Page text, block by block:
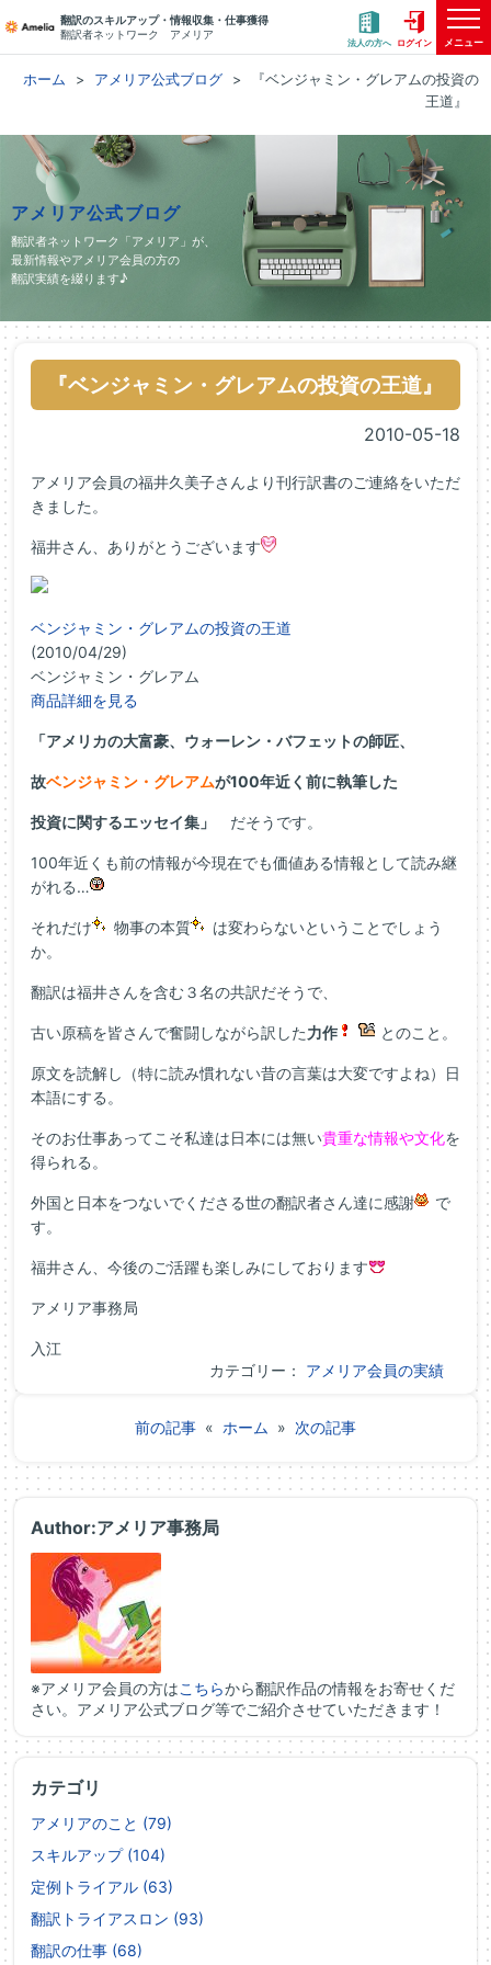
翻訳のスキルアップ・情報収集・仕事獲得
翻訳者ネットワーク アメリア
法人の方へ ログイン メニュー
ホーム アメリア公式ブログ
『ベンジャミン・グレアムの投資の
王道』
アメリア公式ブログ
翻訳者ネットワーク「アメリア」が、
最新情報やアメリア会員の方の
翻訳実績を綴ります♪
『ベンジャミン・グレアムの投資の王道』
2010-05-18
アメリア会員の福井久美子さんより刊行訳書のご連絡をいただ
きました。
福井さん、ありがとうございます
ベンジャミン・グレアムの投資の王道
(2010/04/29)
ベンジャミン・グレアム
商品詳細を見る
「アメリカの大富豪、ウォーレン・バフェットの師匠、
故ベンジャミン・グレアムが100年近く前に執筆した
投資に関するエッセイ集」 だそうです。
100年近くも前の情報が今現在でも価値ある情報として読み継
がれる…
それだけ 物事の本質
は変わらないということでしょう
か。
翻訳は福井さんを含む３名の共訳だそうで、
古い原稿を皆さんで奮闘しながら訳した力作 とのこと。
原文を読解し（特に読み慣れない昔の言葉は大変ですよね）日
本語にする。
そのお仕事あってこそ私達は日本には無い貴重な情報や文化を
得られる。
外国と日本をつないでくださる世の翻訳者さん達に感謝
で
す。
福井さん、今後のご活躍も楽しみにしております
アメリア事務局
入江
カテゴリー： アメリア会員の実績
前の記事 « ホーム » 次の記事
Author:アメリア事務局
※アメリア会員の方はこちらから翻訳作品の情報をお寄せくだ
さい。アメリア公式ブログ等でご紹介させていただきます！
カテゴリ
アメリアのこと (79)
スキルアップ (104)
定例トライアル (63)
翻訳トライアスロン (93)
翻訳の仕事 (68)